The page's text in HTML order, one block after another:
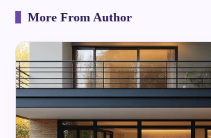
More From Author